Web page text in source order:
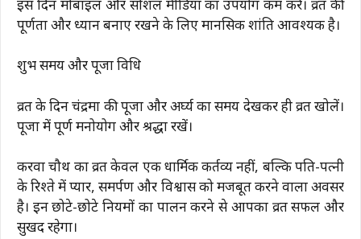
इस दिन मोबाइल और सोशल मीडिया का उपयोग कम करें। व्रत की
पूर्णता और ध्यान बनाए रखने के लिए मानसिक शांति आवश्यक है।
शुभ समय और पूजा विधि
व्रत के दिन चंद्रमा की पूजा और अर्घ्य का समय देखकर ही व्रत खोलें।
पूजा में पूर्ण मनोयोग और श्रद्धा रखें।
करवा चौथ का व्रत केवल एक धार्मिक कर्तव्य नहीं, बल्कि पति-पत्नी
के रिश्ते में प्यार, समर्पण और विश्वास को मजबूत करने वाला अवसर
है। इन छोटे-छोटे नियमों का पालन करने से आपका व्रत सफल और
सुखद रहेगा।